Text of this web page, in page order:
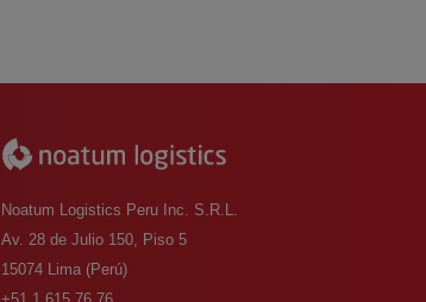
Noatum Logistics Peru Inc. S.R.L.
Av. 28 de Julio 150, Piso 5
15074 Lima (Perú)